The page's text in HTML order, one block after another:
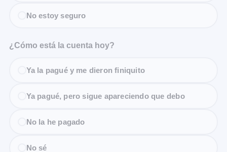
No estoy seguro
¿Cómo está la cuenta hoy?
Ya la pagué y me dieron finiquito
Ya pagué, pero sigue apareciendo que debo
No la he pagado
No sé